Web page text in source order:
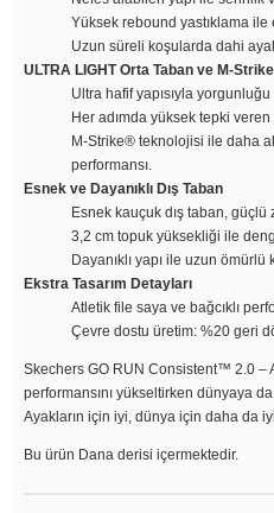
Yüksek rebound yastıklama ile
Uzun süreli koşularda dahi
ULTRA LIGHT Orta Taban ve M-
Ultra hafif yapısıyla yorgunluğu
Her adımda yüksek tepki veren
M-Strike® teknolojisi ile daha
performansı.
Esnek ve Dayanıklı Dış Taban
Esnek kauçuk dış taban, güçlü
3,2 cm topuk yüksekliği ile
Dayanıklı yapı ile uzun ömürlü
Ekstra Tasarım Detayları
Atletik file saya ve bağcıklı
Çevre dostu üretim: %20 geri
Skechers GO RUN Consistent™ 2.0 –
performansını yükseltirken dünyaya
Ayakların için iyi, dünya için daha da
Bu ürün Dana derisi içermektedir.